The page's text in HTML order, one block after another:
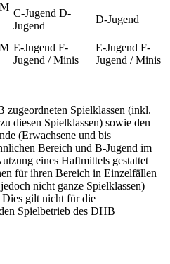
C-Jugend D-
Jugend
D-Jugend
E-Jugend F-
Jugend / Minis
E-Jugend F-
Jugend / Minis
Spielklassen (inkl.
diesen Spielklassen) sowie den
(Erwachsene und bis
Bereich und B-Jugend im
eines Haftmittels gestattet
für ihren Bereich in Einzelfällen
nicht ganze Spielklassen)
Dies gilt nicht für die
Spielbetrieb des DHB